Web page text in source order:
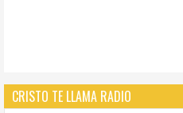
CRISTO TE LLAMA RADIO